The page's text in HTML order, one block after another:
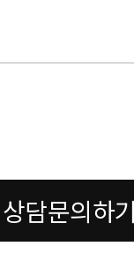
상담문의하